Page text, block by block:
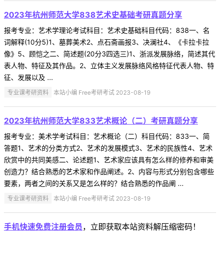
2023年杭州师范大学838艺术史基础考研真题分享
报考专业：艺术学理论考试科目：艺术史基础科目代码：838一、名
词解释(10分5)1、墓葬美术2、点石斋画报3、决澜社4、《卡拉卡拉
像》5、顾恺之二、简述题(20分3四选三)1、浙派发展脉络，简述其代
表人物、特征及其作品。2、立体主义发展脉络风格特征代表人物、特
征、发展以及 ...
专业课考研资料 本站小编 Free考研考试 2023-08-19
2023年杭州师范大学833艺术概论（二）考研真题分享
报考专业：美术学考试科目：艺术概论（二）科目代码：833一、简
答题1、艺术的分类方式2、艺术的发展模式3、艺术的民族性4、艺术
欣赏中的共同美感二、论述题1、艺术家应该具有怎么样的修养和审美
创造力？结合熟悉的艺术家和作品阐述。2、内容与形式分别包含哪些
要素，两者之间的关系又是怎么样的？结合熟悉的作品阐 ...
专业课考研资料 本站小编 Free考研考试 2023-08-19
手机快速免费注册会员 ，立即获取本站资料解压缩密码！